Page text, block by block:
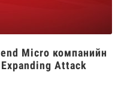
Micro компанийн
Attack